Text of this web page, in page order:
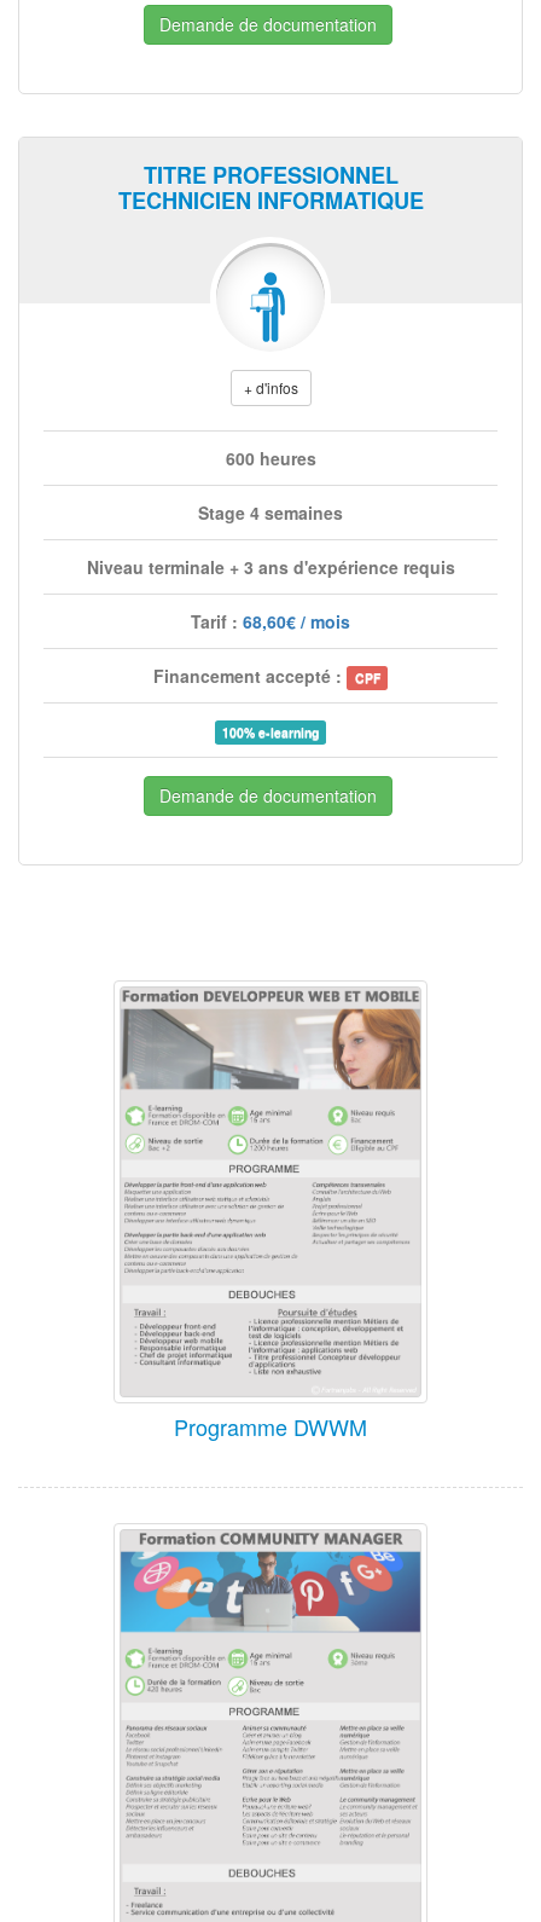
Demande de documentation
TITRE PROFESSIONNEL
TECHNICIEN INFORMATIQUE
+ d'infos
600 heures
Stage 4 semaines
Niveau terminale + 3 ans d'expérience requis
Tarif : 68,60€ / mois
Financement accepté : CPF
100% e-learning
Demande de documentation
Programme DWWM